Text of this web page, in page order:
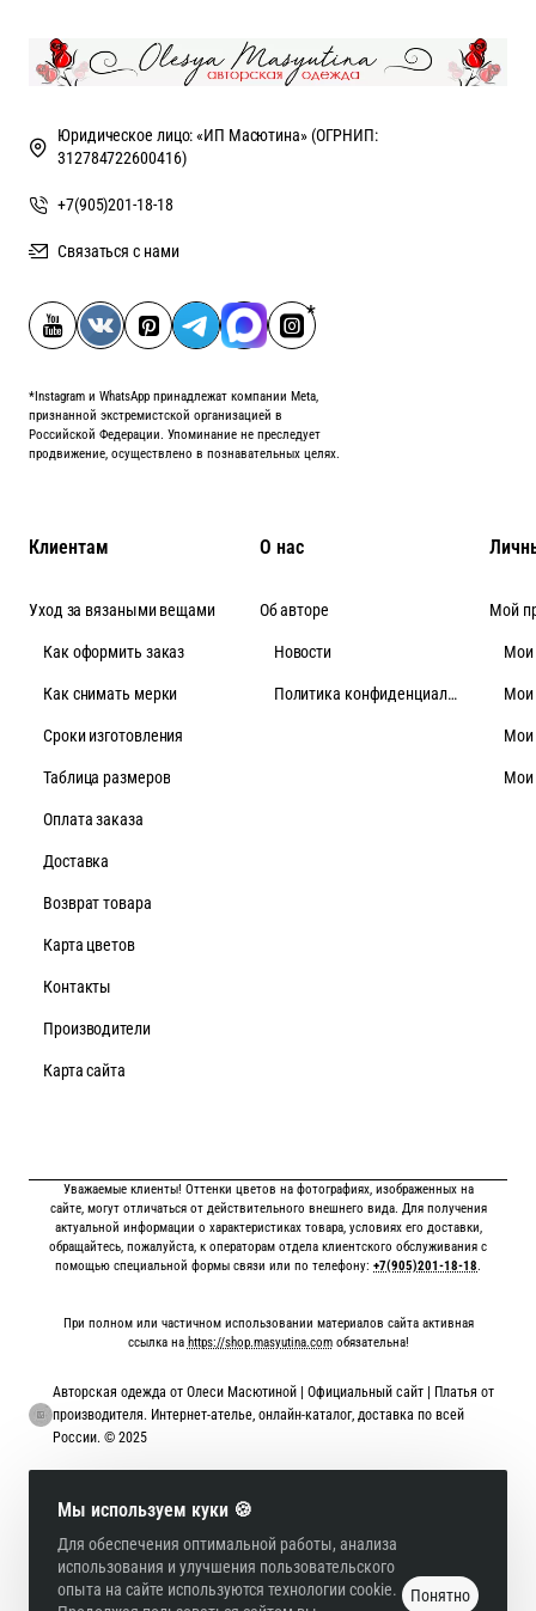
Мы используем куки 🍪
Для обеспечения оптимальной работы, анализа
использования и улучшения пользовательского
опыта на сайте используются технологии cookie.
Понятно
Юридическое лицо: «ИП Масютина» (ОГРНИП:
312784722600416)
+7(905)201-18-18
Связаться с нами
*Instagram и WhatsApp принадлежат компании Meta,
признанной экстремистской организацией в
Российской Федерации. Упоминание не преследует
продвижение, осуществлено в познавательных целях.
Клиентам
Уход за вязаными вещами
Как оформить заказ
Как снимать мерки
Cроки изготовления
Таблица размеров
Оплата заказа
Доставка
Возврат товара
Карта цветов
Контакты
Производители
Карта сайта
О нас
Об авторе
Новости
Политика конфиденциальности
Мой
Мои
Мои
Мои
Мои
Уважаемые клиенты! Оттенки цветов на фотографиях, изображенных на
сайте, могут отличаться от действительного внешнего вида. Для получения
актуальной информации о характеристиках товара, условиях его доставки,
обращайтесь, пожалуйста, к операторам отдела клиентского обслуживания с
помощью специальной формы связи или по телефону: +7(905)201-18-18.
При полном или частичном использовании материалов сайта активная
ссылка на https://shop.masyutina.comобязательна!
Авторская одежда от Олеси Масютиной | Официальный сайт | Платья от
производителя. Интернет-ателье, онлайн-каталог, доставка по всей
России. © 2025
Онлайн оплата картой